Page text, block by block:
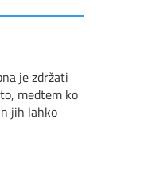
je zdržati
medtem ko
jih lahko